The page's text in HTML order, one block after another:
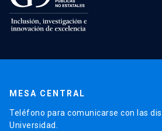
MESA CENTRAL
Teléfono para comunicarse con las
Universidad.